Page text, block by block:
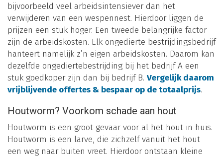
bijvoorbeeld veel arbeidsintensiever dan het
verwijderen van een wespennest. Hierdoor liggen de
prijzen een stuk hoger. Een tweede belangrijke factor
zijn de arbeidskosten. Elk ongedierte bestrijdingsbedrijf
hanteert namelijk z’n eigen arbeidskosten. Daarom kan
dezelfde ongediertebestrijding bij het bedrijf A een
stuk goedkoper zijn dan bij bedrijf B. Vergelijk daarom
vrijblijvende offertes & bespaar op de totaalprijs.
Houtworm? Voorkom schade aan hout
Houtworm is een groot gevaar voor al het hout in huis.
Houtworm is een larve, die zichzelf vanuit het hout
een weg naar buiten vreet. Hierdoor ontstaan kleine